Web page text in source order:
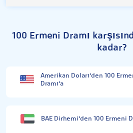
100 Ermeni Dramı
kadar?
Amerikan Doları'den 100
Dramı'a
BAE Dirhemi'den 100 Ermeni